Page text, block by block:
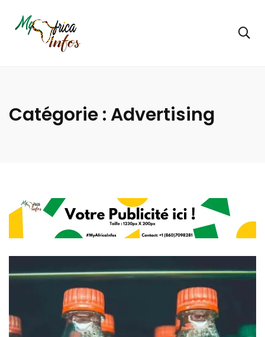
Catégorie : Advertising